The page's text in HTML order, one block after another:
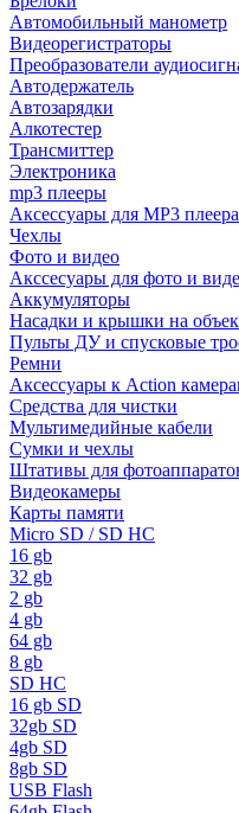
Автомобильный манометр
Видеорегистраторы
Преобразователи
Автодержатель
Автозарядки
Алкотестер
Трансмиттер
Электроника
mp3 плееры
Аксессуары для MP3 плеера
Чехлы
Фото и видео
Акссесуары для фото и
Аккумуляторы
Насадки и крышки на
Пульты ДУ и спусковые
Ремни
Аксессуары к Action
Средства для чистки
Мультимедийные кабели
Сумки и чехлы
Штативы для
Видеокамеры
Карты памяти
Micro SD / SD HC
16 gb
32 gb
2 gb
4 gb
64 gb
8 gb
SD HC
16 gb SD
32gb SD
4gb SD
8gb SD
USB Flash